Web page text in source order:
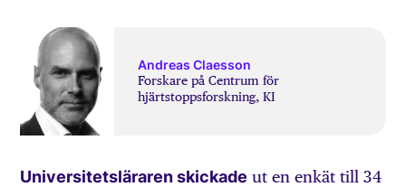
Andreas Claesson
Forskare på Centrum för
hjärtstoppsforskning, KI
Universitetsläraren skickade ut en enkät till 34